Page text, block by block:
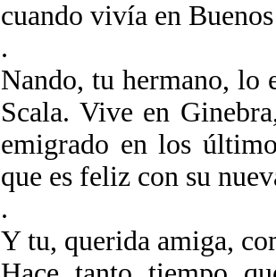
cuando vivía en
.
Nando, tu hermano, lo
Scala. Vive en
emigrado en los
que es feliz con su
.
Y tu, querida amiga,